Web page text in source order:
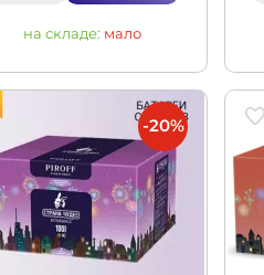
на складе: мало
-20%